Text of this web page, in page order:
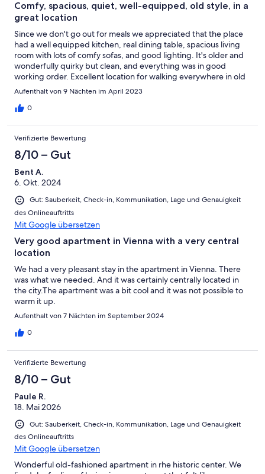
Comfy, spacious, quiet, well-equipped, old style, in a
great location
Since we don't go out for meals we appreciated that the place
had a well equipped kitchen, real dining table, spacious living
room with lots of comfy sofas, and good lighting. It's older and
wonderfully quirky but clean, and everything was in good
working order. Excellent location for walking everywhere in old
city center Communication with owner's rep was good. Would
stay here again if visiting Vienna in the future.
Aufenthalt von 9 Nächten im April 2023
0
Verifizierte Bewertung
8/10 – Gut
Bent A.
6. Okt. 2024
Gut: Sauberkeit, Check-in, Kommunikation, Lage und Genauigkeit
des Onlineauftritts
Mit Google übersetzen
Very good apartment in Vienna with a very central
location
We had a very pleasant stay in the apartment in Vienna. There
was what we needed. And it was certainly centrally located in
the city.The apartment was a bit cool and it was not possible to
warm it up.
Aufenthalt von 7 Nächten im September 2024
0
Verifizierte Bewertung
8/10 – Gut
Paule R.
18. Mai 2026
Gut: Sauberkeit, Check-in, Kommunikation, Lage und Genauigkeit
des Onlineauftritts
Mit Google übersetzen
Wonderful old-fashioned apartment in rhe historic center. We